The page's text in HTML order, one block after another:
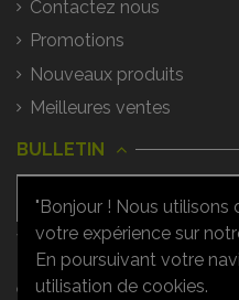
Contactez nous
Promotions
Nouveaux produits
Meilleures ventes
BULLETIN
Vous pouvez vous désinscrire à
moment. Vous trouverez pour
informations de contact dans les
conditions d'utilisation du site.
"Bonjour ! Nous
votre expérience sur
En poursuivant votre
utilisation de cookies.